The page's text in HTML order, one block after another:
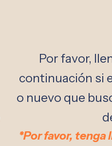
Por favor,
continuación si
o nuevo que
*Por favor,